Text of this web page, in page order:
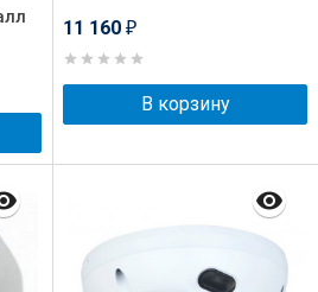
11 160 ₽
В корзину